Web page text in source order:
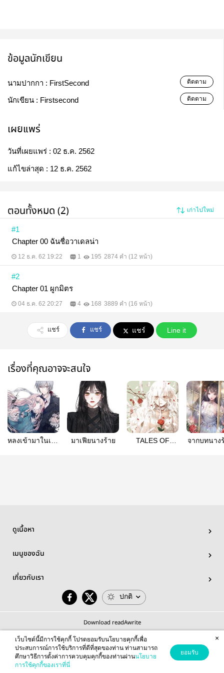
ข้อมูลนักเขียน
นามปากกา : FirstSecond ติดตาม
นักเขียน : Firstsecond ติดตาม
เผยแพร่
วันที่เผยแพร่ : 02 ธ.ค. 2562
แก้ไขล่าสุด : 12 ธ.ค. 2562
ตอนทั้งหมด (2) เก่าไปใหม่
#1
Chapter 00 ฉันชื่อวาเดลน่า
12 ธ.ค. 62 19:22 1 195 2874 คำ (12 หน้า)
#2
Chapter 01 ผูกมิตร
04 ธ.ค. 62 20:27 4 168 3889 คำ (16 หน้า)
แชร์ แชร์ แชร์ Line it
เรื่องที่คุณอาจจะสนใจ
หลงเข้ามาในเกม
มาเฟียนางร้าย
TALES OF
จากบทนาง
ดูเนื้อหา
เมนูของฉัน
เกี่ยวกับเรา
ปกติ
Download readAwrite
© 2026 readAwrite.com by MEB Corporation Public Company Limited
This site is protected by reCAPTCHA and the Google
เว็บไซต์นี้มีการใช้คุกกี้ โปรดยอมรับนโยบายคุกกี้เพื่อ
ประสบการณ์การใช้บริการที่ดีที่สุดของท่าน ท่านสามารถ
ศึกษาวิธีการตั้งค่าการควบคุมคุกกี้ของท่านผ่านนโยบาย
การใช้คุกกี้ของเราที่นี่
ยอมรับ
×